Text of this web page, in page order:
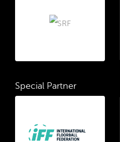
Special Partner